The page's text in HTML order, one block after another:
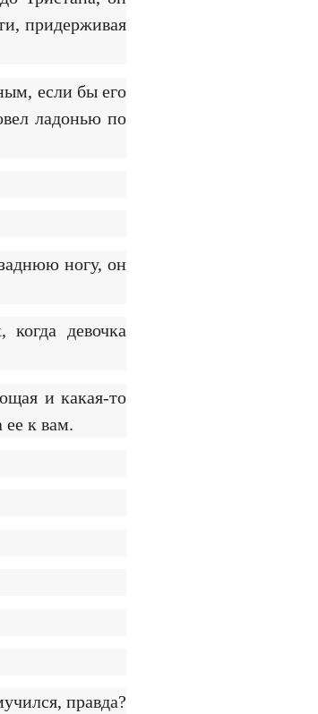
придерживая
если бы его
ладонью по
ногу, он
девочка
и какая-то
ее к вам.
правда?